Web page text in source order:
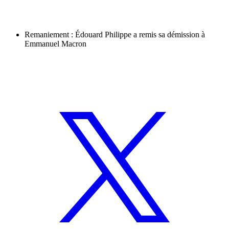
Remaniement : Édouard Philippe a remis sa démission à
Emmanuel Macron